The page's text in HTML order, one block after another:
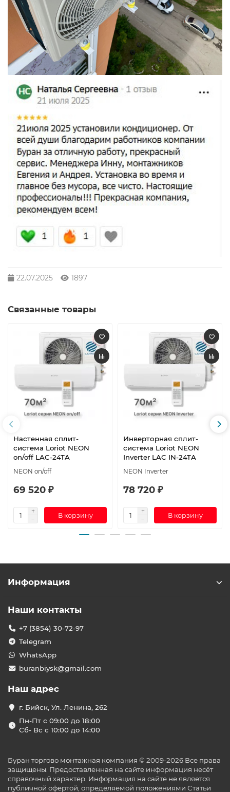
22.07.2025 1897
Связанные товары
Настенная сплит-
система Loriot NEON
on/off LAC-24TA
NEON on/off
69 520 ₽
В корзину
Инверторная сплит-
система Loriot NEON
Inverter LAC IN-24TA
NEON Inverter
78 720 ₽
В корзину
Информация
Наши контакты
+7 (3854) 30-72-97
Telegram
WhatsApp
buranbiysk@gmail.com
Наш адрес
г. Бийск, Ул. Ленина, 262
Пн-Пт с 09:00 до 18:00
Сб- Вс с 10:00 до 14:00
Буран торгово монтажная компания © 2009-2026 Все права
защищены. Предоставленная на сайте информация несёт
справочный характер. Информация на сайте не является
публичной офертой, определяемой положениями Статьи